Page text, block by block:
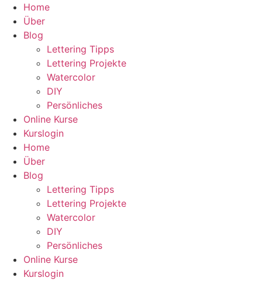
Zum
Inhalt
wechseln
Home
Über
Blog
Lettering Tipps
Lettering Projekte
Watercolor
DIY
Persönliches
Online Kurse
Kurslogin
Home
Über
Blog
Lettering Tipps
Lettering Projekte
Watercolor
DIY
Persönliches
Online Kurse
Kurslogin